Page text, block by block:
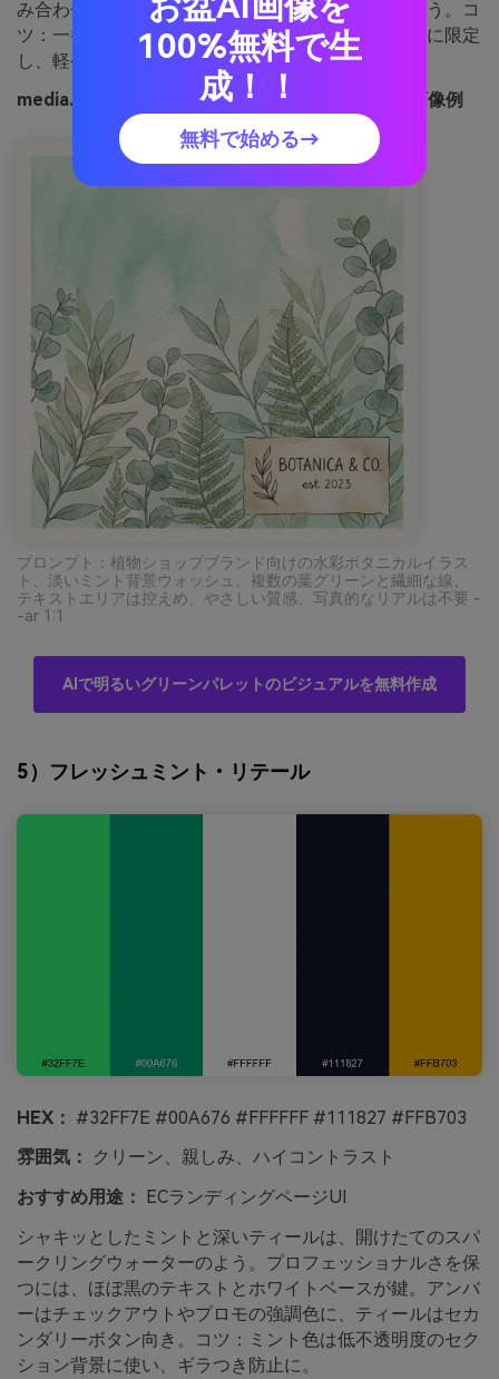
み合わせて、すっきりとした奥行きを表現しましょう。コ
ツ：一番濃いグリーンは輪郭やラベルなど要所のみに限定
し、軽やかな印象を保ちます。
media.ioで生成したボタニカル・グラスハウスの画像例
プロンプト：植物ショップブランド向けの水彩ボタニカルイラス
ト、淡いミント背景ウォッシュ、複数の葉グリーンと繊細な線、
テキストエリアは控えめ、やさしい質感、写真的なリアルは不要 -
-ar 1:1
AIで明るいグリーンパレットのビジュアルを無料作成
5）フレッシュミント・リテール
HEX： #32FF7E #00A676 #FFFFFF #111827 #FFB703
雰囲気：
クリーン、親しみ、ハイコントラスト
おすすめ用途：
ECランディングページUI
シャキッとしたミントと深いティールは、開けたてのスパ
ークリングウォーターのよう。プロフェッショナルさを保
つには、ほぼ黒のテキストとホワイトベースが鍵。アンバ
ーはチェックアウトやプロモの強調色に、ティールはセカ
ンダリーボタン向き。コツ：ミント色は低不透明度のセク
ション背景に使い、ギラつき防止に。
100%無料で生
成！！
無料で始める→